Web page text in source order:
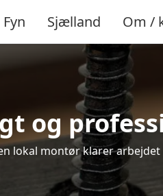
Fyn Sjælland Om /
og
lokal montør klarer